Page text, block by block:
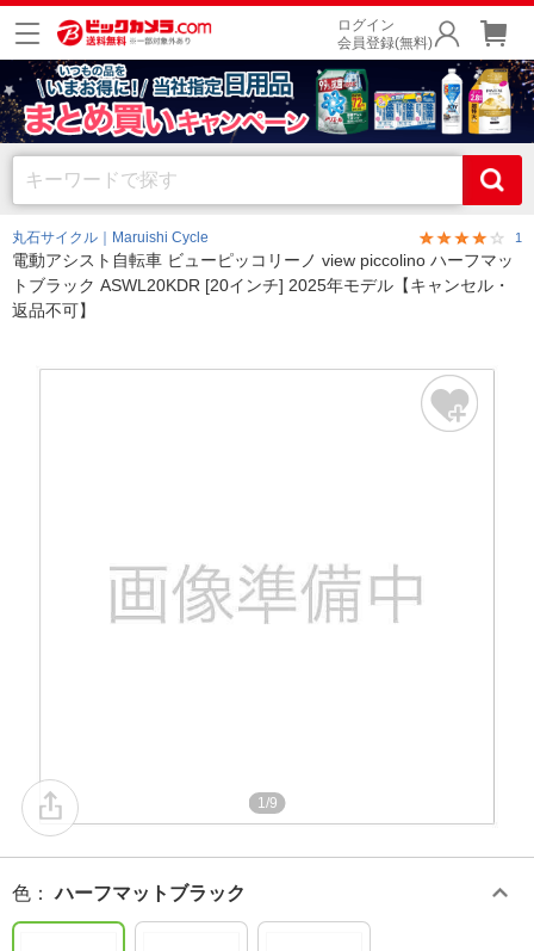
ログイン
会員登録(無料)
丸石サイクル｜Maruishi Cycle 1
電動アシスト自転車 ビューピッコリーノ view piccolino ハーフマッ
トブラック ASWL20KDR [20インチ] 2025年モデル【キャンセル・
返品不可】
1/9
色 ：ハーフマットブラック